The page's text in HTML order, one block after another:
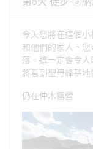
今天您將在這個
和他們的家人。
落。這一定會令
將看到聖母峰基地
仍在仲木露營